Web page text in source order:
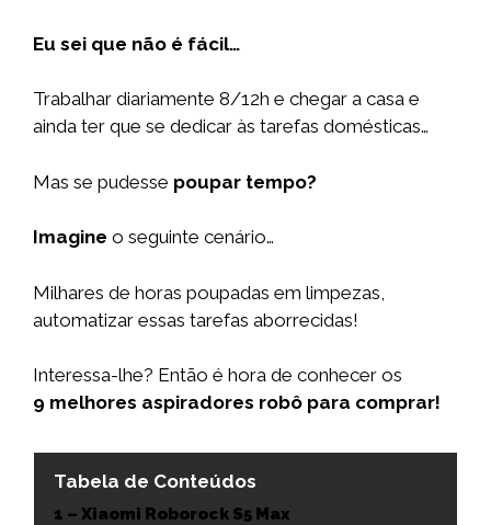
Eu sei que não é fácil…
Trabalhar diariamente 8/12h e chegar a casa e
ainda ter que se dedicar às tarefas domésticas…
Mas se pudesse poupar tempo?
Imagine o seguinte cenário…
Milhares de horas poupadas em limpezas,
automatizar essas tarefas aborrecidas!
Interessa-lhe? Então é hora de conhecer os
9 melhores aspiradores robô para comprar!
Tabela de Conteúdos
1 – Xiaomi Roborock S5 Max